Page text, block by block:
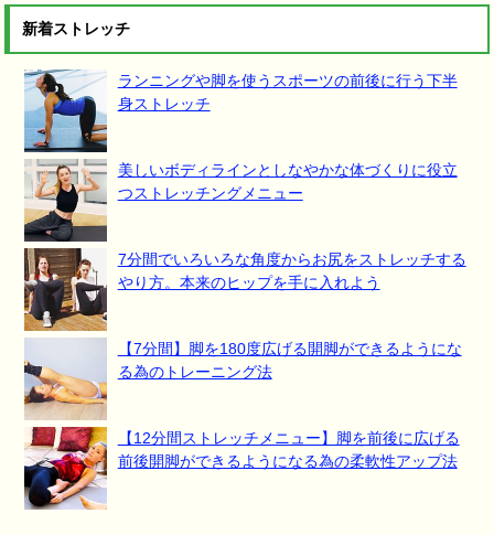
新着ストレッチ
ランニングや脚を使うスポーツの前後に行う下半
身ストレッチ
美しいボディラインとしなやかな体づくりに役立
つストレッチングメニュー
7分間でいろいろな角度からお尻をストレッチする
やり方。本来のヒップを手に入れよう
【7分間】脚を180度広げる開脚ができるようにな
る為のトレーニング法
【12分間ストレッチメニュー】脚を前後に広げる
前後開脚ができるようになる為の柔軟性アップ法